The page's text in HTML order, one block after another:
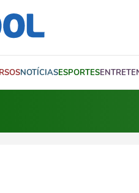
NOTÍCIASESPORTES